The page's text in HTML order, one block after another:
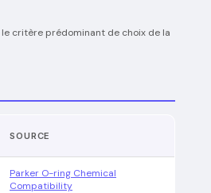
critère prédominant de choix de la
SOURCE
Parker O-ring Chemical
Compatibility